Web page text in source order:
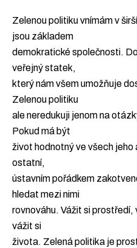
Zelenou politiku vnímám v
jsou základem
demokratické společnosti.
veřejný statek,
který nám všem umožňuje
Zelenou politiku
ale neredukuji jenom na
Pokud má být
život hodnotný ve všech
ostatní,
ústavním pořádkem
hledat mezi nimi
rovnováhu. Vážit si
vážit si
života. Zelená politika je